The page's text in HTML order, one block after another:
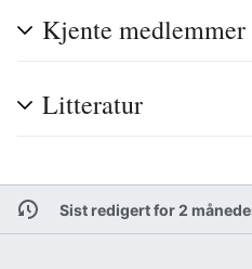
Kjente medlemmer
Litteratur
Sist redigert for 2